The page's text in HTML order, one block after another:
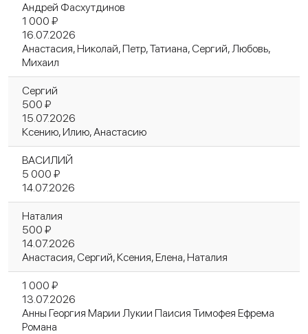
Андрей Фасхутдинов
1 000 ₽
16.07.2026
Анастасия, Николай, Петр, Татиана, Сергий, Любовь,
Михаил
Сергий
500 ₽
15.07.2026
Ксению, Илию, Анастасию
ВАСИЛИЙ
5 000 ₽
14.07.2026
Наталия
500 ₽
14.07.2026
Анастасия, Сергий, Ксения, Елена, Наталия
1 000 ₽
13.07.2026
Анны Георгия Марии Лукии Паисия Тимофея Ефрема
Романа